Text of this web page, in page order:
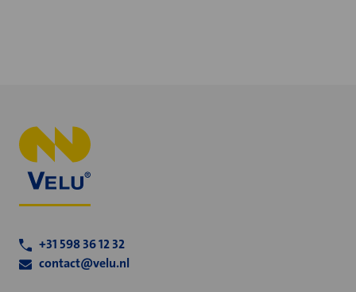
+31 598 36 12 32
contact@velu.nl